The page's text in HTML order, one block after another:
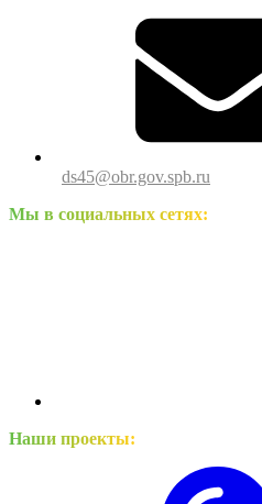
ds45@obr.gov.spb.ru
Мы в социальных сетях:
Наши проекты: